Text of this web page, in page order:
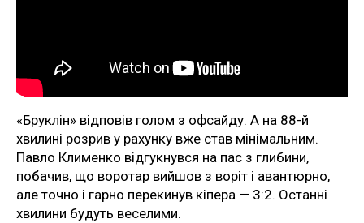
«Бруклін» відповів голом з офсайду. А на 88-й
хвилині розрив у рахунку вже став мінімальним.
Павло Клименко відгукнувся на пас з глибини,
побачив, що воротар вийшов з воріт і авантюрно,
але точно і гарно перекинув кіпера — 3:2. Останні
хвилини будуть веселими.